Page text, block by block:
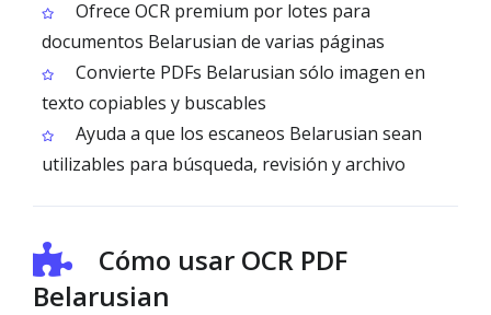
Ofrece OCR premium por lotes para
documentos Belarusian de varias páginas
Convierte PDFs Belarusian sólo imagen en
texto copiables y buscables
Ayuda a que los escaneos Belarusian sean
utilizables para búsqueda, revisión y archivo
Cómo usar OCR PDF
Belarusian